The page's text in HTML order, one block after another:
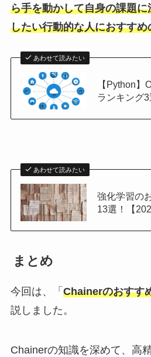
ら手を動かして自身の課題
したい行動的な人におすすめ
あわせて読みたい
【Python】
ランキング3
あわせて読みたい
強化学習の
13選！【
まとめ
今回は、「 Chainerのおすす
説しました。
Chainerの知識を深めて、高